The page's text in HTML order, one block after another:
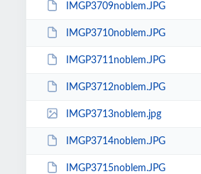
IMGP3709noblem.JPG
IMGP3710noblem.JPG
IMGP3711noblem.JPG
IMGP3712noblem.JPG
IMGP3713noblem.jpg
IMGP3714noblem.JPG
IMGP3715noblem.JPG